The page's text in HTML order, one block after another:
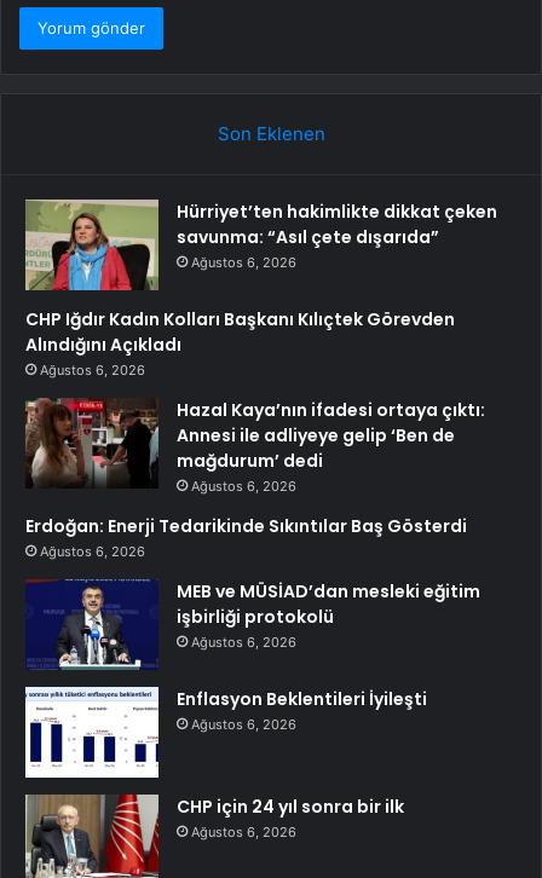
Son Eklenen
Hürriyet’ten hakimlikte dikkat çeken
savunma: “Asıl çete dışarıda”
Ağustos 6, 2026
CHP Iğdır Kadın Kolları Başkanı Kılıçtek Görevden
Alındığını Açıkladı
Ağustos 6, 2026
Hazal Kaya’nın ifadesi ortaya çıktı:
Annesi ile adliyeye gelip ‘Ben de
mağdurum’ dedi
Ağustos 6, 2026
Erdoğan: Enerji Tedarikinde Sıkıntılar Baş Gösterdi
Ağustos 6, 2026
MEB ve MÜSİAD’dan mesleki eğitim
işbirliği protokolü
Ağustos 6, 2026
Enflasyon Beklentileri İyileşti
Ağustos 6, 2026
CHP için 24 yıl sonra bir ilk
Ağustos 6, 2026